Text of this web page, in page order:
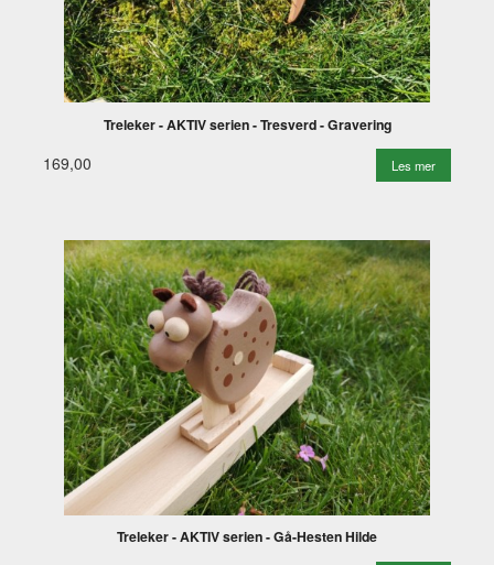
Treleker - AKTIV serien - Tresverd - Gravering
169,00 Les mer
Treleker - AKTIV serien - Gå-Hesten Hilde